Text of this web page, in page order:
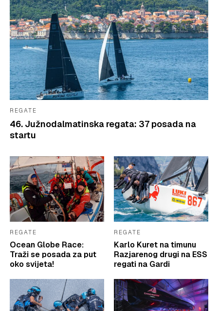
REGATE
46. Južnodalmatinska regata: 37 posada na
startu
REGATE
Ocean Globe Race:
Traži se posada za put
oko svijeta!
REGATE
Karlo Kuret na timunu
Razjarenog drugi na ESS
regati na Gardi